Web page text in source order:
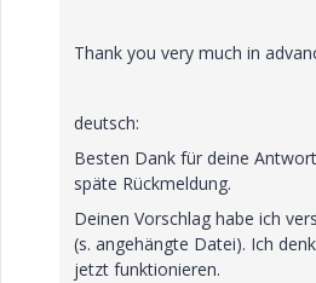
Thank you very much in
deutsch:
Besten Dank für deine
späte Rückmeldung.
Deinen Vorschlag habe ich
(s. angehängte Datei). Ich
jetzt funktionieren.